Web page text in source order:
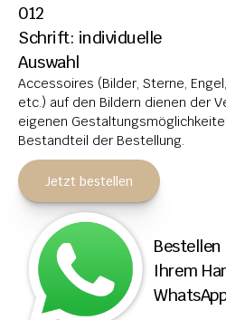
LIEGESTEINE
URNENANLAGEN
LEUCHTGRABMALE
ACCESSOIRES
KONTAKT
ADRESSEN NIEDERLASSUNGEN
ÖFFNUNGSZEITEN
IMPRESSUM
ÜBER LITHOS
012
Schrift: individuelle
Auswahl
Accessoires (Bilder, Sterne,
etc.) auf den Bildern dienen der
eigenen
Bestandteil der Bestellung.
Jetzt bestellen
Ihrem